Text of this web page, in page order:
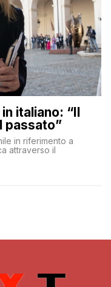
italiano: “Il
passato”
in riferimento a
attraverso il